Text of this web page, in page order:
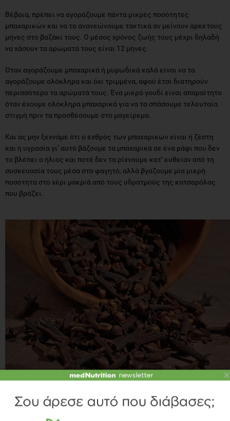
Βέβαια, πρέπει να αγοράζουμε πάντα μικρές ποσότητες
μπαχαρικών και να τα ανανεώνουμε τακτικά αν μείνουν αρκετούς
μήνες στο βαζάκι τους. Ο μέσος χρόνος ζωής τους μέχρι δηλαδή
να χάσουν τα αρώματά τους είναι 12 μήνες.
Όταν αγοράζουμε μπαχαρικά ή μυρωδικά καλό είναι να τα
αγοράζουμε ολόκληρα και όχι τριμμένα, αφού έτσι διατηρούν
περισσότερο τα αρώματά τους. Ένα μικρό γουδί είναι απαραίτητο
όταν έχουμε ολόκληρα μπαχαρικά για να τα σπάσουμε τελευταία
στιγμή πριν τα προσθέσουμε στο μαγείρεμα.
Και ας μην ξεχνάμε ότι ο εχθρός των μπαχαρικών είναι ή ζέστη
και η υγρασία γι’ αυτό βάζουμε τα μπαχαρικά σε ένα ράφι που δεν
το βλέπει ο ήλιος και ποτέ δεν τα ρίχνουμε κατ’ ευθείαν από τη
συσκευασία τους μέσα στο φαγητό, αλλά βγάζουμε μία μικρή
ποσότητα στο χέρι μακριά από τους υδρατμούς της κατσαρόλας
που βράζει.
ΔΕΙΤΕ ΤΟ SLIDESHOW
×